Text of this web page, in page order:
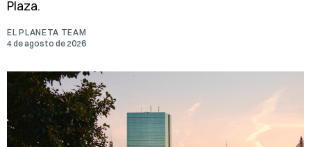
Plaza.
EL PLANETA TEAM
4 de agosto de 2026